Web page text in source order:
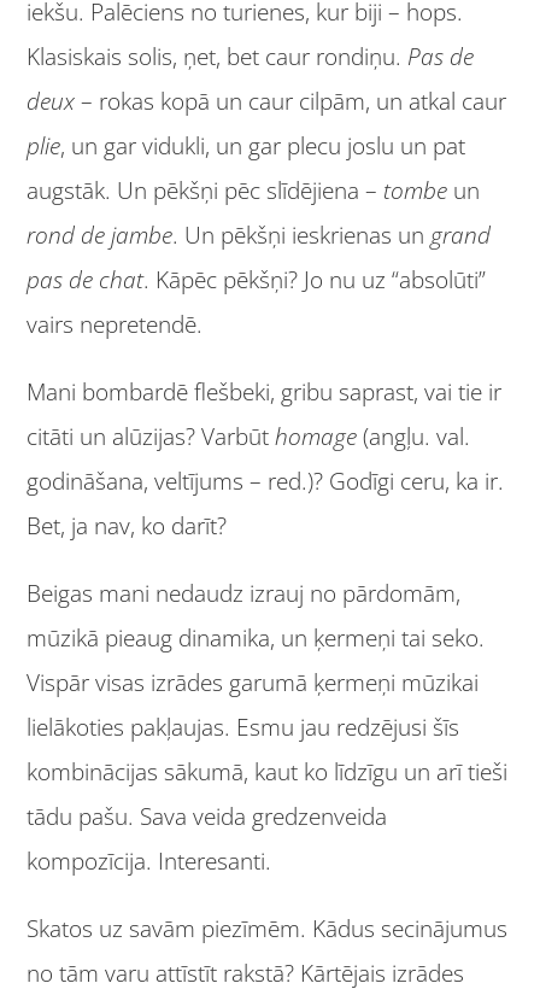
iekšu. Palēciens no turienes, kur biji – hops.
Klasiskais solis, ņet, bet caur rondiņu. Pas de
deux– rokas kopā un caur cilpām, un atkal caur
plie, un gar vidukli, un gar plecu joslu un pat
augstāk. Un pēkšņi pēc slīdējiena – tombe un
rond de jambe. Un pēkšņi ieskrienas ungrand
pas de chat. Kāpēc pēkšņi? Jo nu uz “absolūti”
vairs nepretendē.
Mani bombardē flešbeki, gribu saprast, vai tie ir
citāti un alūzijas? Varbūthomage(angļu. val.
godināšana, veltījums – red.)? Godīgi ceru, ka ir.
Bet, ja nav, ko darīt?
Beigas mani nedaudz izrauj no pārdomām,
mūzikā pieaug dinamika, un ķermeņi tai seko.
Vispār visas izrādes garumā ķermeņi mūzikai
lielākoties pakļaujas. Esmu jau redzējusi šīs
kombinācijas sākumā, kaut ko līdzīgu un arī tieši
tādu pašu. Sava veida gredzenveida
kompozīcija. Interesanti.
Skatos uz savām piezīmēm. Kādus secinājumus
no tām varu attīstīt rakstā? Kārtējais izrādes